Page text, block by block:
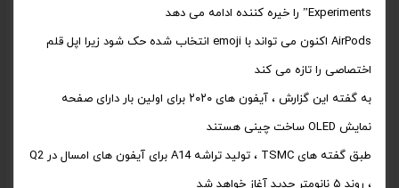
Experiments” را خیره کننده ادامه می دهد
AirPods اکنون می تواند با emoji انتخاب شده حک شود زیرا اپل قلم
اختصاصی را تازه می کند
به گفته این گزارش ، آیفون های ۲۰۲۰ برای اولین بار دارای صفحه
نمایش OLED ساخت چینی هستند
طبق گفته های TSMC ، تولید تراشه A14 برای آیفون های امسال در Q2
، روند ۵ نانومتر جدید آغاز خواهد شد